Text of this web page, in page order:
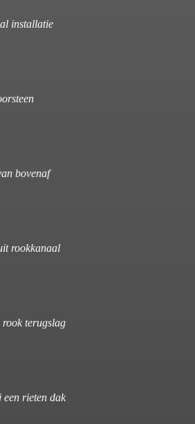
installatie
bovenaf
rookkanaal
rook terugslag
een rieten dak